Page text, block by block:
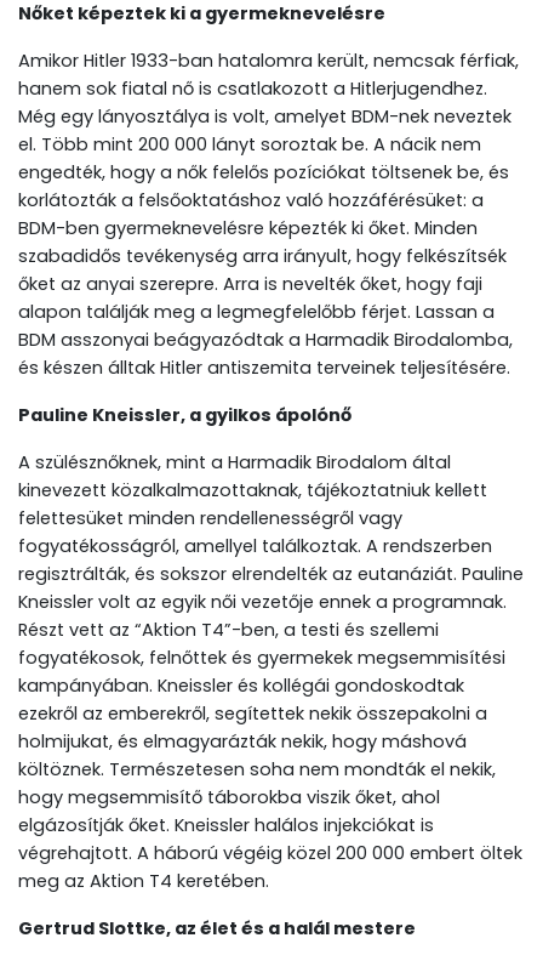
Nőket képeztek ki a gyermeknevelésre
Amikor Hitler 1933-ban hatalomra került, nemcsak férfiak,
hanem sok fiatal nő is csatlakozott a Hitlerjugendhez.
Még egy lányosztálya is volt, amelyet BDM-nek neveztek
el. Több mint 200 000 lányt soroztak be. A nácik nem
engedték, hogy a nők felelős pozíciókat töltsenek be, és
korlátozták a felsőoktatáshoz való hozzáférésüket: a
BDM-ben gyermeknevelésre képezték ki őket. Minden
szabadidős tevékenység arra irányult, hogy felkészítsék
őket az anyai szerepre. Arra is nevelték őket, hogy faji
alapon találják meg a legmegfelelőbb férjet. Lassan a
BDM asszonyai beágyazódtak a Harmadik Birodalomba,
és készen álltak Hitler antiszemita terveinek teljesítésére.
Pauline Kneissler, a gyilkos ápolónő
A szülésznőknek, mint a Harmadik Birodalom által
kinevezett közalkalmazottaknak, tájékoztatniuk kellett
felettesüket minden rendellenességről vagy
fogyatékosságról, amellyel találkoztak. A rendszerben
regisztrálták, és sokszor elrendelték az eutanáziát. Pauline
Kneissler volt az egyik női vezetője ennek a programnak.
Részt vett az “Aktion T4”-ben, a testi és szellemi
fogyatékosok, felnőttek és gyermekek megsemmisítési
kampányában. Kneissler és kollégái gondoskodtak
ezekről az emberekről, segítettek nekik összepakolni a
holmijukat, és elmagyarázták nekik, hogy máshová
költöznek. Természetesen soha nem mondták el nekik,
hogy megsemmisítő táborokba viszik őket, ahol
elgázosítják őket. Kneissler halálos injekciókat is
végrehajtott. A háború végéig közel 200 000 embert öltek
meg az Aktion T4 keretében.
Gertrud Slottke, az élet és a halál mestere